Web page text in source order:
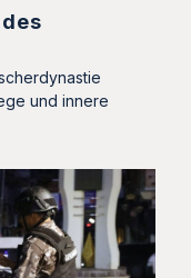
und innere